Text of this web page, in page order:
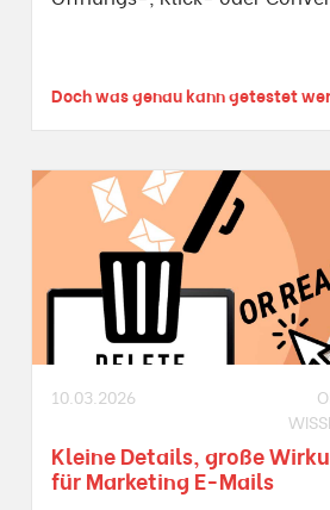
Doch was genau kann getestet
10.03.2026
Kleine Details, große
für Marketing E-Mails